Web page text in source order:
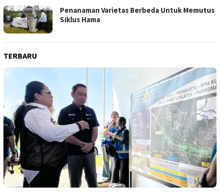
Penanaman Varietas Berbeda Untuk Memutus
Siklus Hama
TERBARU